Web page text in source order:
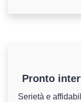
Pronto
Serietà e